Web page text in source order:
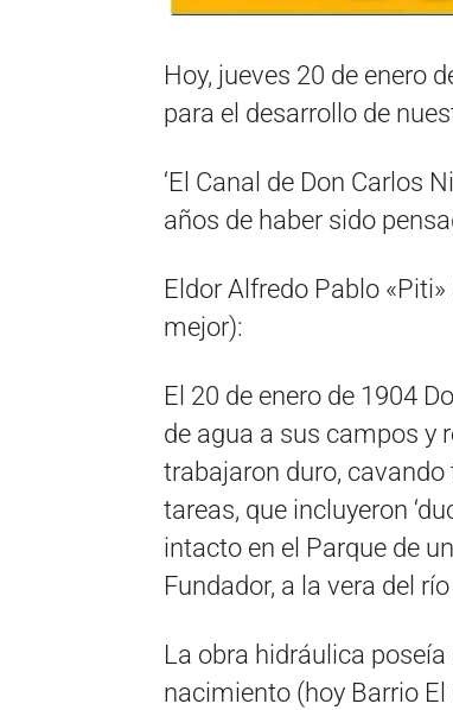
Hoy, jueves 20 de enero
para el desarrollo de
‘El Canal de Don Carlos
años de haber sido
Eldor Alfredo Pablo
mejor):
El 20 de enero de 1904
de agua a sus campos y
trabajaron duro, cavando
tareas, que incluyeron
intacto en el Parque de
Fundador, a la vera del
La obra hidráulica
nacimiento (hoy Barrio